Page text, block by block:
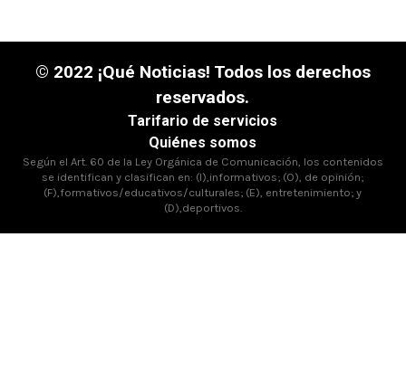
© 2022 ¡Qué Noticias! Todos los derechos
reservados.
Tarifario de servicios
Quiénes somos
Según el Art. 60 de la Ley Orgánica de Comunicación, los contenidos
se identifican y clasifican en: (I),informativos; (O), de opinión;
(F),formativos/educativos/culturales; (E), entretenimiento; y
(D),deportivos.